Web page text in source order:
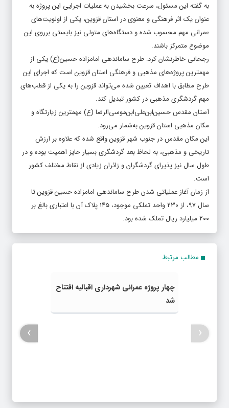
به گفته این مسئول، سرعت بخشیدن به عملیات اجرایی این پروژه به
عنوان یک اثر فرهنگی و معنوی در استان قزوین، یکی از اولویت‌های
عمرانی مهم محسوب شده و دستگاه‌های متولی نیز بایستی برروی این
موضوع متمرکز باشند.
رجحانی خاطرنشان کرد: طرح ساماندهی امامزاده حسین(ع) یکی از
مهمترین پروژه‌های مذهبی و فرهنگی استان قزوین است که اجرای این
طرح مطابق با اهداف تعیین شده می‌تواند قزوین را به یکی از قطب‌های
مهم گردشگری مذهبی در کشور تبدیل کند.
آستان مقدس حسین‌ابن‌علی‌ابن‌موسی‌الرضا (ع) مهمترین زیارتگاه و
مکان مذهبی استان قزوین به‌شمار می‌رود.
این مکان مقدس در جنوب شهر قزوین واقع شده که علاوه بر ارزش
تاریخی و مذهبی، به لحاظ بعد گردشگری بسیار حایز اهمیت بوده و در
طول سال نیز پذیرای گردشگران و زائران زیادی از نقاط مختلف کشور
است.
از زمان آغاز عملیاتی شدن طرح ساماندهی امامزاده حسین قزوین تا
سال ۹۷، از ۲۳۰ واحد تملکی موجود، ۱۴۵ پلاک آن با اعتباری بالغ بر
۲۰۰ میلیارد ریال تملک شده بود.
مطالب مرتبط
چهار پروژه عمرانی شهرداری اقبالیه افتتاح
شد
‹
›